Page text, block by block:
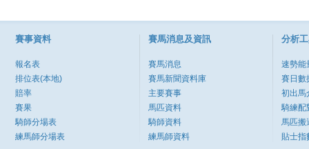
賽事資料
報名表
排位表(本地)
賠率
賽果
騎師分場表
練馬師分場表
賽馬消息及資訊
賽馬消息
賽馬新聞資料庫
主要賽事
馬匹資料
騎師資料
練馬師資料
分析
速勢能
賽日數
初出馬
騎練配
馬匹搬
貼士指